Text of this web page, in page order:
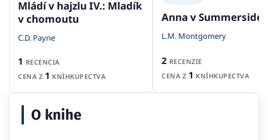
Mládí v hajzlu IV.: Mladík
v chomoutu
C.D. Payne
1 RECENCIA
CENA Z 1 KNÍHKUPECTVA
Anna v Summerside
L.M. Montgomery
2 RECENZIE
CENA Z 1 KNÍHKUPECTVA
O knihe